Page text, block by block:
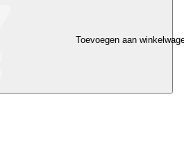
Toevoegen aan